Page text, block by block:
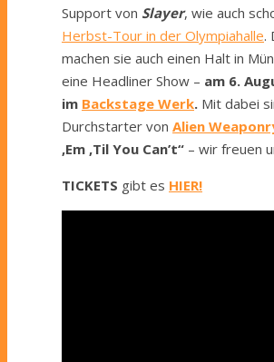
Support von Slayer, wie auch
Herbst-Tour in der Olympiahalle.
machen sie auch einen Halt in
eine Headliner Show – am 6.
im Backstage Werk. Mit dabei
Durchstarter von Alien
‚Em ‚Til You Can’t“ – wir freuen
TICKETS gibt es HIER!